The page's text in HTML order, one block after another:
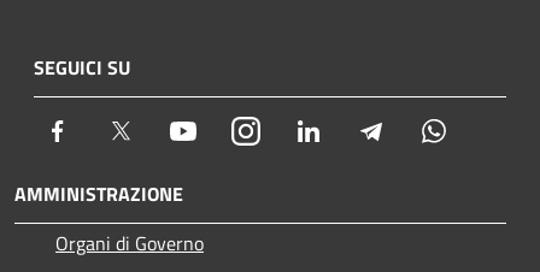
SEGUICI SU
Facebook Twitter YoutubeInstagram LinkedIn Telegram
AMMINISTRAZIONE
Organi di Governo